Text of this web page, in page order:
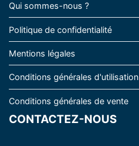
Qui sommes-nous ?
Politique de confidentialité
Mentions légales
Conditions générales d'utilisation
Conditions générales de vente
CONTACTEZ-NOUS